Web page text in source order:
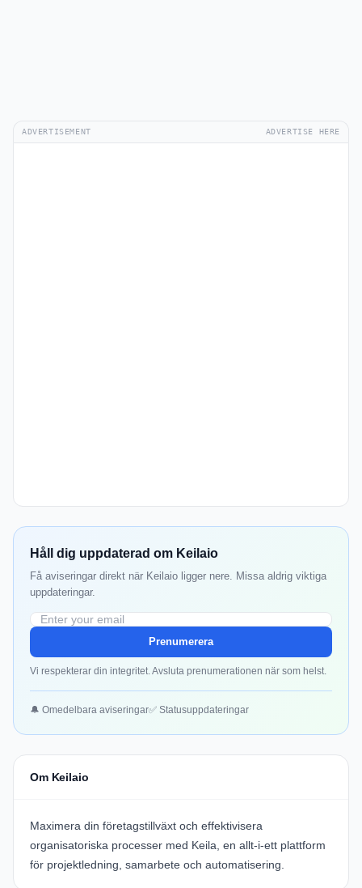
ADVERTISEMENT ADVERTISE HERE
Håll dig uppdaterad om Keilaio
Få aviseringar direkt när Keilaio ligger nere. Missa aldrig viktiga
uppdateringar.
Prenumerera
Vi respekterar din integritet. Avsluta prenumerationen när som helst.
🔔 Omedelbara aviseringar✅ Statusuppdateringar
Om Keilaio
Maximera din företagstillväxt och effektivisera
organisatoriska processer med Keila, en allt-i-ett plattform
för projektledning, samarbete och automatisering.